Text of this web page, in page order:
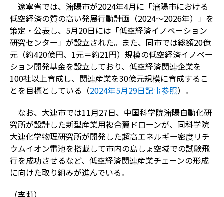
遼寧省では、瀋陽市が2024年4月に「瀋陽市における
低空経済の質の高い発展行動計画（2024～2026年）」を
策定・公表し、5月20日には「低空経済イノベーション
研究センター」が設立された。また、同市では総額20億
元（約420億円、1元＝約21円）規模の低空経済イノベー
ション開発基金を設立しており、低空経済関連企業を
100社以上育成し、関連産業を30億元規模に育成するこ
とを目標としている（2024年5月29日記事参照）。
なお、大連市では11月27日、中国科学院瀋陽自動化研
究所が設計した新型産業用複合翼ドローンが、同科学院
大連化学物理研究所が開発した超高エネルギー密度リチ
ウムイオン電池を搭載して市内の島しょ空域での試験飛
行を成功させるなど、低空経済関連産業チェーンの形成
に向けた取り組みが進んでいる。
（李莉）